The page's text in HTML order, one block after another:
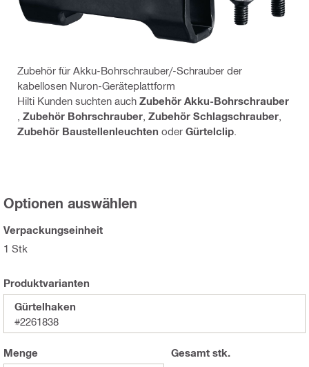
Zubehör für Akku-Bohrschrauber/-Schrauber der
kabellosen Nuron-Geräteplattform
Hilti Kunden suchten auch Zubehör Akku-Bohrschrauber
Zubehör Bohrschrauber Zubehör Schlagschrauber
Zubehör Baustellenleuchten oder Gürtelclip
Optionen auswählen
Verpackungseinheit
1 Stk
Produktvarianten
Gürtelhaken
#2261838
Menge Gesamtstk.